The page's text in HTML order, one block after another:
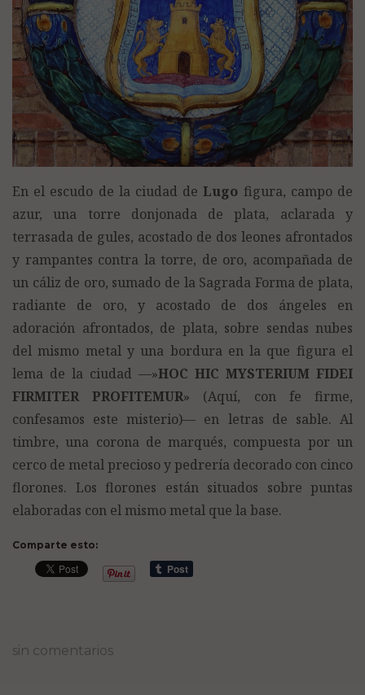
En el escudo de la ciudad deLugo figura, campo de
azur, una torre donjonada de plata, aclarada y
terrasada de gules, acostado de dos leones afrontados
y rampantes contra la torre, de oro, acompañada de
un cáliz de oro, sumado de la Sagrada Forma de plata,
radiante de oro, y acostado de dos ángeles en
adoración afrontados, de plata, sobre sendas nubes
del mismo metal y una bordura en la que figura el
lema de la ciudad —»HOC HIC MYSTERIUM FIDEI
FIRMITER PROFITEMUR» (Aquí, con fe firme,
confesamos este misterio)— en letras de sable. Al
timbre, una corona de marqués, compuesta por un
cerco de metal precioso y pedrería decorado con cinco
florones. Los florones están situados sobre puntas
elaboradas con el mismo metal que la base.
Comparte esto:
sin comentarios